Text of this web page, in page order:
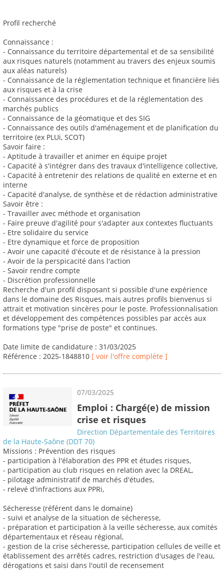
Profil recherché
Connaissance :
- Connaissance du territoire départemental et de sa sensibilité
aux risques naturels (notamment au travers des enjeux soumis
aux aléas naturels)
- Connaissance de la réglementation technique et financière liés
aux risques et à la crise
- Connaissance des procédures et de la réglementation des
marchés publics
- Connaissance de la géomatique et des SIG
- Connaissance des outils d'aménagement et de planification du
territoire (ex PLUi, SCOT)
Savoir faire :
- Aptitude à travailler et animer en équipe projet
- Capacité à s'intégrer dans des travaux d'intelligence collective,
- Capacité à entretenir des relations de qualité en externe et en
interne
- Capacité d'analyse, de synthèse et de rédaction administrative
Savoir être :
- Travailler avec méthode et organisation
- Faire preuve d'agilité pour s'adapter aux contextes fluctuants
- Etre solidaire du service
- Etre dynamique et force de proposition
- Avoir une capacité d'écoute et de résistance à la pression
- Avoir de la perspicacité dans l'action
- Savoir rendre compte
- Discrétion professionnelle
Recherche d'un profil disposant si possible d'une expérience
dans le domaine des Risques, mais autres profils bienvenus si
attrait et motivation sincères pour le poste. Professionnalisation
et développement des compétences possibles par accès aux
formations type "prise de poste" et continues.
Date limite de candidature : 31/03/2025
Référence : 2025-1848810 [ voir l'offre complète ]
07/03/2025
Emploi : Chargé(e) de mission
crise et risques
Direction Départementale des Territoires
de la Haute-Saône (DDT 70)
Missions : Prévention des risques
- participation à l'élaboration des PPR et études risques,
- participation au club risques en relation avec la DREAL,
- pilotage administratif de marchés d'études,
- relevé d'infractions aux PPRi,
Sécheresse (référent dans le domaine)
- suivi et analyse de la situation de sécheresse,
- préparation et participation à la veille sécheresse, aux comités
départementaux et réseau régional,
- gestion de la crise sécheresse, participation cellules de veille et
établissement des arrêtés cadres, restriction d'usages de l'eau,
dérogations et saisi dans l'outil de recensement